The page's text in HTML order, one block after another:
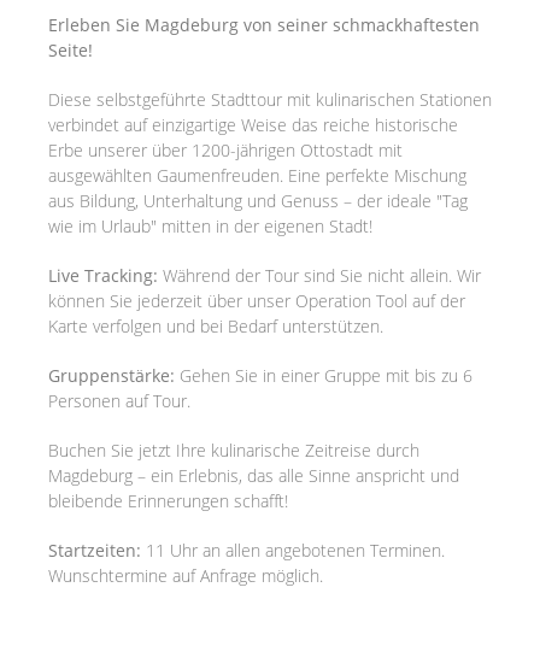
Erleben Sie Magdeburg von seiner schmackhaftesten
Seite!
Diese selbstgeführte Stadttour mit kulinarischen Stationen
verbindet auf einzigartige Weise das reiche historische
Erbe unserer über 1200-jährigen Ottostadt mit
ausgewählten Gaumenfreuden. Eine perfekte Mischung
aus Bildung, Unterhaltung und Genuss – der ideale "Tag
wie im Urlaub" mitten in der eigenen Stadt!
Live Tracking: Während der Tour sind Sie nicht allein. Wir
können Sie jederzeit über unser Operation Tool auf der
Karte verfolgen und bei Bedarf unterstützen.
Gruppenstärke: Gehen Sie in einer Gruppe mit bis zu 6
Personen auf Tour.
Buchen Sie jetzt Ihre kulinarische Zeitreise durch
Magdeburg – ein Erlebnis, das alle Sinne anspricht und
bleibende Erinnerungen schafft!
Startzeiten: 11 Uhr an allen angebotenen Terminen.
Wunschtermine auf Anfrage möglich.